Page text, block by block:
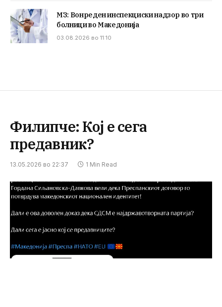
МЗ: Вонреден инспекциски надзор во три
болници во Македонија
03.08.2026 во 11:10
Филипче: Кој е сега
предавник?
13.05.2026 во 22:37 1 Min Read